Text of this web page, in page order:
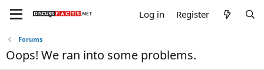
Log in Register
Forums
Oops! We ran into some problems.